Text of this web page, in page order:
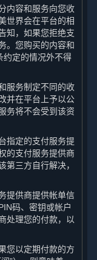
内容和服务向您收
世界会在平台的相
知，如果您拒绝支
。您购买的内容和
约定的情况外不得
服务制定不同的收
并在平台上予以公
务将不会受到该资
指定的支付服务提
的支付服务提供商
第三方自行解决，
提供商提供帐单信
码、密钥或帐户
处理您的付款，以
您以定期付款的方